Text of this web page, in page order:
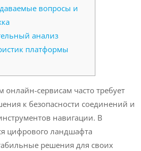
вопросы и
анализ
платформы
онлайн-сервисам часто требует
к безопасности соединений и
навигации. В
цифрового ландшафта
решения для своих